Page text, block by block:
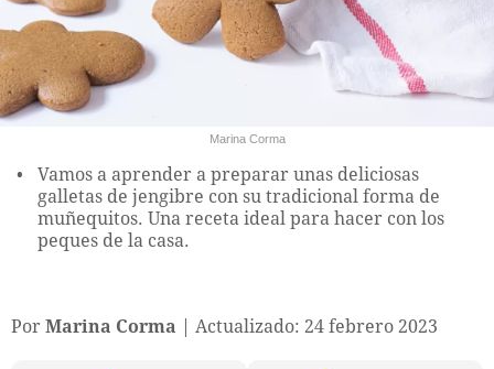
Marina Corma
Vamos a aprender a preparar unas deliciosas
galletas de jengibre con su tradicional forma de
muñequitos. Una receta ideal para hacer con los
peques de la casa.
Por Marina Corma Actualizado: 24 febrero 2023